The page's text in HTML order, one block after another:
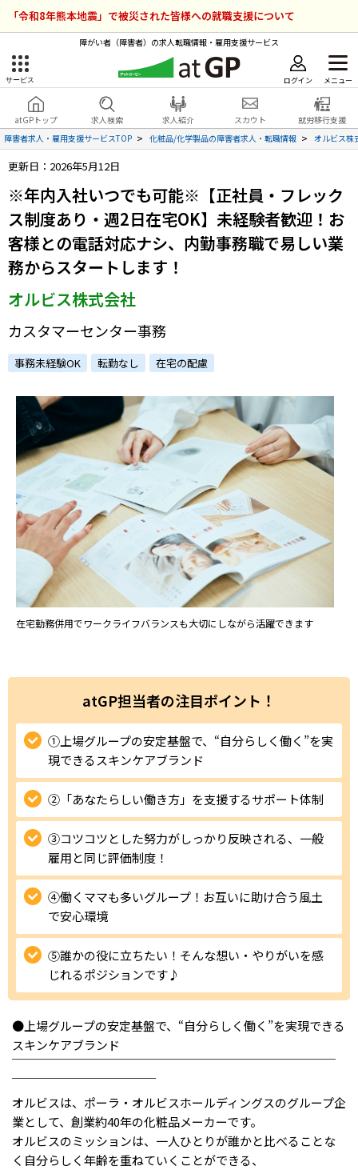
「令和8年熊本地震」で被災された皆様への就職支援について
障がい者（障害者）の求人転職情報・雇用支援サービス
サービス ログイン メニュー
atGPトップ 求人検索 求人紹介 スカウト
就労移行支援
障害者求人・雇用支援サービスTOP
化粧品/化学製品の障害者求人・転職情報 オルビス株
更新日：2026年5月12日
※年内入社いつでも可能※【正社員・フレック
ス制度あり・週2日在宅OK】未経験者歓迎！お
客様との電話対応ナシ、内勤事務職で易しい業
務からスタートします！
オルビス株式会社
カスタマーセンター事務
事務未経験OK 転勤なし 在宅の配慮
在宅勤務併用でワークライフバランスも大切にしながら活躍できます
atGP担当者の注目ポイント！
①上場グループの安定基盤で、“自分らしく働く”を実
現できるスキンケアブランド
②「あなたらしい働き方」を支援するサポート体制
③コツコツとした努力がしっかり反映される、一般
雇用と同じ評価制度！
④働くママも多いグループ！お互いに助け合う風土
で安心環境
⑤誰かの役に立ちたい！そんな想い・やりがいを感
じれるポジションです♪
●上場グループの安定基盤で、“自分らしく働く”を実現できる
スキンケアブランド
￣￣￣￣￣￣￣￣￣￣￣￣￣￣￣￣￣￣￣￣￣￣￣￣￣￣￣
￣￣￣￣￣￣￣￣￣￣￣￣
オルビスは、ポーラ・オルビスホールディングスのグループ企
業として、創業約40年の化粧品メーカーです。
オルビスのミッションは、一人ひとりが誰かと比べることな
く自分らしく年齢を重ねていくことができる、
障害者雇用のアットジーピー
サービスラインナップ
就転職支援サービス
障害者専門の就転職支援サービス
障害者アスリート専門の就転職支援サービス
ハイスキルな障害者の転職支援サービス
障害のある新卒学生専門の就職エージェントサービス
求人検索・スカウトサービス
障害者専門の求人検索・スカウトサービス
就労移行支援サービス
IT・Web制作スキルを身につける就労移行支援サービス
ソーシャルファームサービス
しいたけ生産で実現する
新しい障害者雇用支援サービス
ご利用ガイド
メニューを閉じる
ログイン 会員登録 無料
atGPトップ
各種サービス
求人を検索する
求人を紹介してもらう
就職・転職ノウハウ
お問い合わせ・よくある質問
お問い合わせ
よくある質問
採用をお考えの企業様はこちら